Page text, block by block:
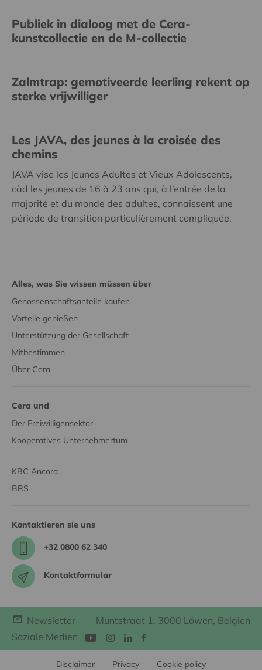
Publiek in dialoog met de Cera-
kunstcollectie en de M-collectie
Zalmtrap: gemotiveerde leerling rekent op
sterke vrijwilliger
Les JAVA, des jeunes à la croisée des
chemins
JAVA vise les Jeunes Adultes et Vieux Adolescents,
càd les jeunes de 16 à 23 ans qui, à l’entrée de la
majorité et du monde des adultes, connaissent une
période de transition particulièrement compliquée.
Alles, was Sie wissen müssen über
Genossenschaftsanteile kaufen
Vorteile genießen
Unterstützung der Gesellschaft
Mitbestimmen
Über Cera
Cera und
Der Freiwilligensektor
Kooperatives Unternehmertum
KBC Ancora
BRS
Kontaktieren sie uns
+32 0800 62 340
Kontaktformular
Newsletter
Muntstraat 1, 3000 Löwen, Belgien
Soziale Medien
Disclaimer Privacy Cookie policy